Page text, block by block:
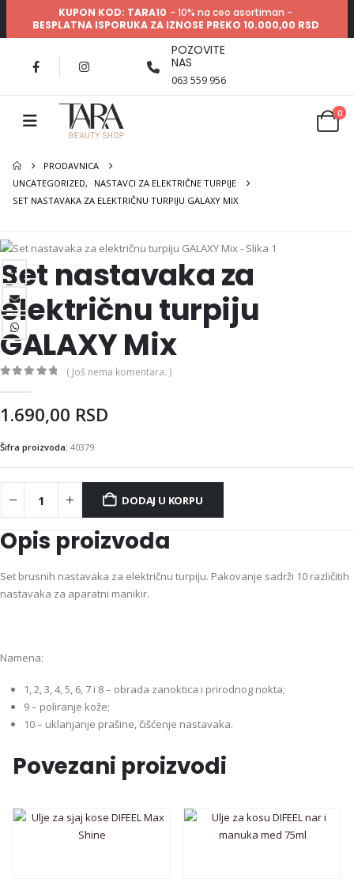
KUPON KOD: TARA10 - 10% na ceo asortiman -
BESPLATNA ISPORUKA ZA IZNOSE PREKO 10.000,00 RSD
POZOVITE
NAS
063 559 956
0
PRODAVNICA
UNCATEGORIZED,
NASTAVCI ZA ELEKTRIČNE TURPIJE
SET NASTAVAKA ZA ELEKTRIČNU TURPIJU GALAXY MIX
Set nastavaka za
električnu turpiju
GALAXY Mix
( Još nema komentara. )
1.690,00 RSD
Šifra proizvoda: 40379
DODAJ U KORPU
Opis proizvoda
Set brusnih nastavaka za električnu turpiju. Pakovanje sadrži 10 različitih
nastavaka za aparatni manikir.
Namena:
1, 2, 3, 4, 5, 6, 7 i 8 – obrada zanoktica i prirodnog nokta;
9 – poliranje kože;
10 – uklanjanje prašine, čišćenje nastavaka.
Povezani proizvodi